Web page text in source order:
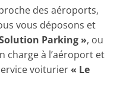
des aéroports,
vous déposons et
Parking », ou
charge à l’aéroport et
voiturier« Le